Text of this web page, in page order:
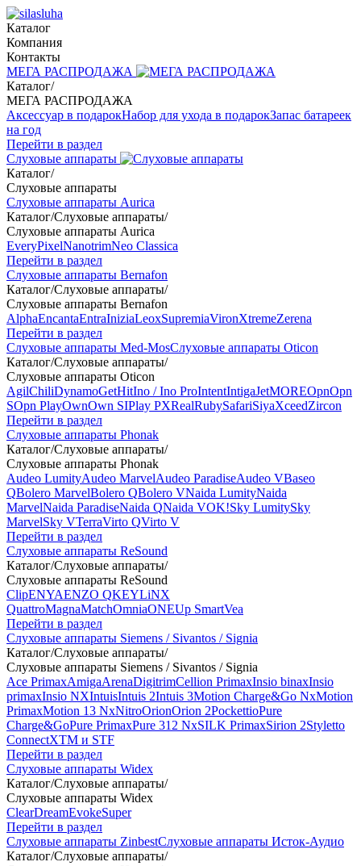
Каталог
Компания
Контакты
МЕГА РАСПРОДАЖА
Каталог/
МЕГА РАСПРОДАЖА
Аксессуар в подарокНабор для ухода в подарокЗапас батареек
на год
Перейти в раздел
Слуховые аппараты
Каталог/
Слуховые аппараты
Слуховые аппараты Aurica
Каталог/Слуховые аппараты/
Слуховые аппараты Aurica
EveryPixelNanotrimNeo Classica
Перейти в раздел
Слуховые аппараты Bernafon
Каталог/Слуховые аппараты/
Слуховые аппараты Bernafon
AlphaEncantaEntraIniziaLeoxSupremiaVironXtremeZerena
Перейти в раздел
Слуховые аппараты Med-MosСлуховые аппараты Oticon
Каталог/Слуховые аппараты/
Слуховые аппараты Oticon
AgilChiliDynamoGetHitIno / Ino ProIntentIntigaJetMOREOpnOpn
SOpn PlayOwnOwn SIPlay PXRealRubySafariSiyaXceedZircon
Перейти в раздел
Слуховые аппараты Phonak
Каталог/Слуховые аппараты/
Слуховые аппараты Phonak
Audeo LumityAudeo MarvelAudeo ParadiseAudeo VBaseo
QBolero MarvelBolero QBolero VNaida LumityNaida
MarvelNaida ParadiseNaida QNaida VOK!Sky LumitySky
MarvelSky VTerraVirto QVirto V
Перейти в раздел
Слуховые аппараты ReSound
Каталог/Слуховые аппараты/
Слуховые аппараты ReSound
ClipENYAENZO QKEYLiNX
QuattroMagnaMatchOmniaONEUp SmartVea
Перейти в раздел
Слуховые аппараты Siemens / Sivantos / Signia
Каталог/Слуховые аппараты/
Слуховые аппараты Siemens / Sivantos / Signia
Ace PrimaxAmigaArenaDigitrimCellion PrimaxInsio binaxInsio
primaxInsio NXIntuisIntuis 2Intuis 3Motion Charge&Go NxMotion
PrimaxMotion 13 NxNitroOrionOrion 2PockettioPure
Charge&GoPure PrimaxPure 312 NxSILK PrimaxSirion 2Styletto
ConnectXTM и STF
Перейти в раздел
Слуховые аппараты Widex
Каталог/Слуховые аппараты/
Слуховые аппараты Widex
ClearDreamEvokeSuper
Перейти в раздел
Слуховые аппараты ZinbestСлуховые аппараты Исток-Аудио
Каталог/Слуховые аппараты/